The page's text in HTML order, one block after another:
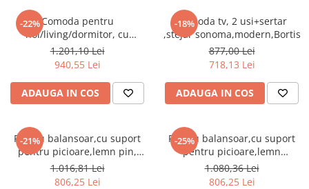
-22%Comoda pentru
hol/living/dormitor, cu
sertare, stejar
sonoma,123x85x34 cm,Bortis
Impex
1.201,10 Lei
940,55 Lei
ADAUGA IN COS
-18%
Comoda tv, 2 usi+sertar
,stejar sonoma,modern,Bortis
877,00 Lei
718,13 Lei
ADAUGA IN COS
-21%
Fotoliu balansoar,cu suport
pentru picioare,lemn pin,
stofa/textil alb/crem ,cu
perna,Bortis
1.016,81 Lei
806,25 Lei
-25%
Fotoliu balansoar,cu suport
pentru picioare,lemn
mesteacan maro, stofa/textil
maro ,cu perna,Bortis
1.080,36 Lei
806,25 Lei